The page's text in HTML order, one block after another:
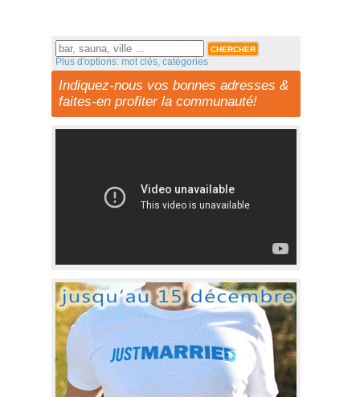
Plus d'options: mot clés, catégories
Indiquez-nous vos bonnes adresses &
faites-en profiter la communauté!